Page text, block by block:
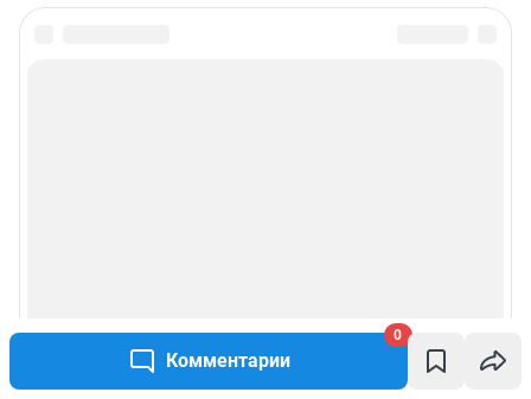
Комментарии
0